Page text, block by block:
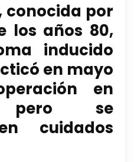
conocida por
los años 80,
inducido
en mayo
en
pero se
cuidados